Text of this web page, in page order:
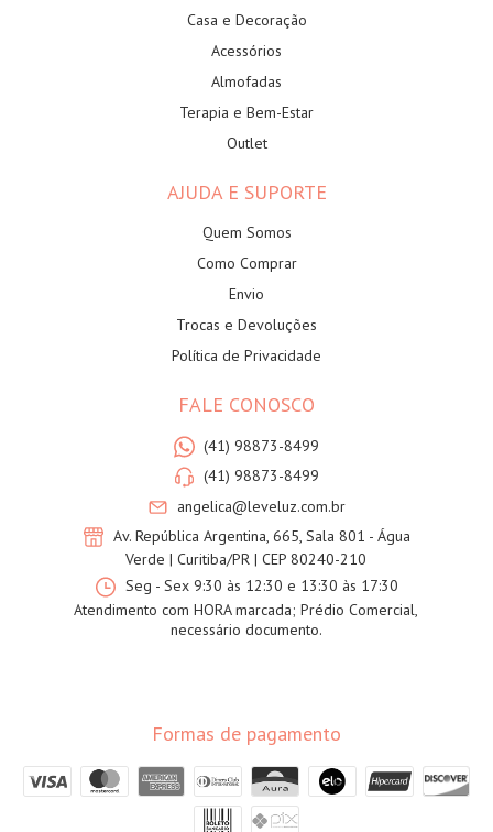
Casa e Decoração
Acessórios
Almofadas
Terapia e Bem-Estar
Outlet
AJUDA E SUPORTE
Quem Somos
Como Comprar
Envio
Trocas e Devoluções
Política de Privacidade
FALE CONOSCO
(41) 98873-8499
(41) 98873-8499
angelica@leveluz.com.br
Av. República Argentina, 665, Sala 801 - Água
Verde | Curitiba/PR | CEP 80240-210
Seg - Sex 9:30 às 12:30 e 13:30 às 17:30
Atendimento com HORA marcada; Prédio Comercial,
necessário documento.
Formas de pagamento